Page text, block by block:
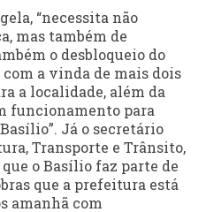
“necessita não
mas também de
o desbloqueio do
a vinda de mais dois
a localidade, além da
funcionamento para
Já o secretário
Transporte e Trânsito,
o Basílio faz parte de
que a prefeitura está
amanhã com